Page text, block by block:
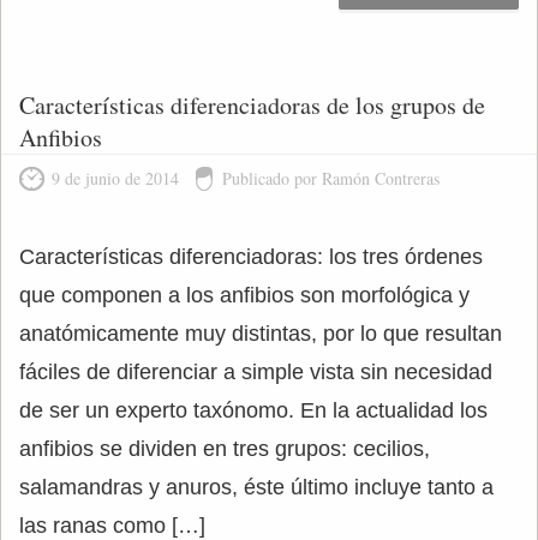
Características diferenciadoras de los grupos de
Anfibios
9 de junio de 2014 Publicado por Ramón Contreras
Características diferenciadoras: los tres órdenes
que componen a los anfibios son morfológica y
anatómicamente muy distintas, por lo que resultan
fáciles de diferenciar a simple vista sin necesidad
de ser un experto taxónomo. En la actualidad los
anfibios se dividen en tres grupos: cecilios,
salamandras y anuros, éste último incluye tanto a
las ranas como […]